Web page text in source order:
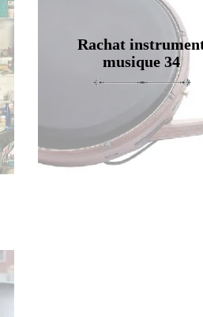
Rachat
musique 34